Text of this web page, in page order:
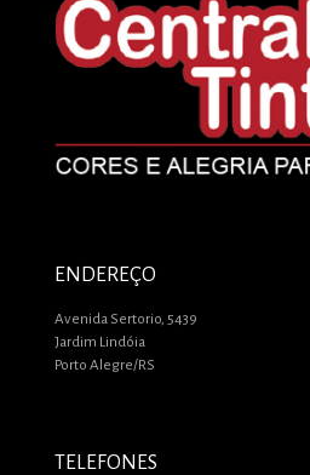
ENDEREÇO
Avenida Sertorio, 5439
Jardim Lindóia
Porto Alegre/RS
TELEFONES